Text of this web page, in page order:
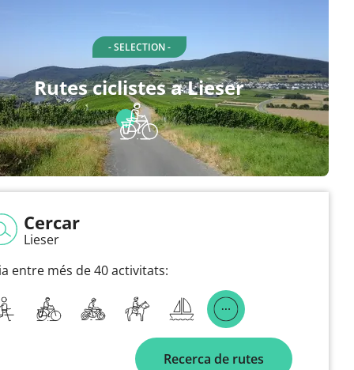
- SELECTION -
Rutes ciclistes a Lieser
Cercar
Lieser
entre més de 40 activitats:
Recerca de rutes